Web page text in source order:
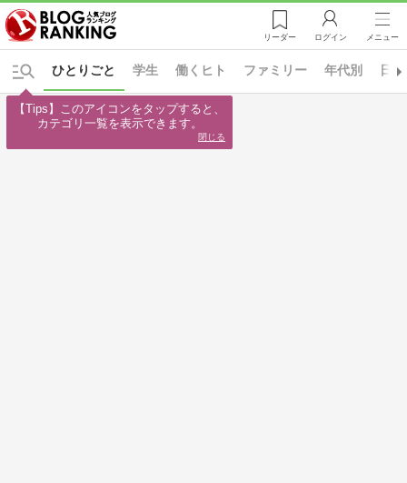
リーダー ログイン メニュー
学生 働くヒト ファミリー 年代別 日
ひとりごと
【Tips】このアイコンをタップすると、
カテゴリ一覧を表示できます。
閉じる